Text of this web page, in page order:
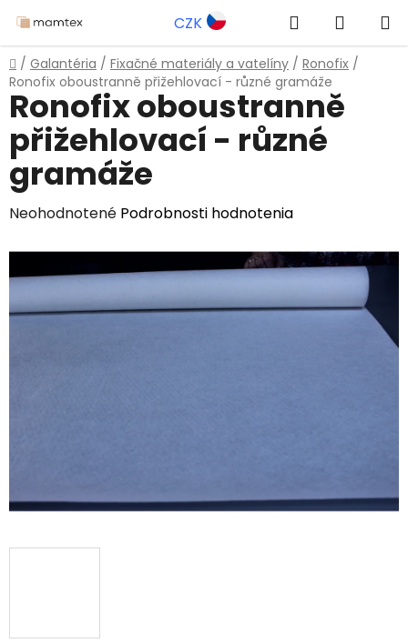
na
obsah
CZK Hľadať
KOŠÍK
Domov
/ Galantéria / Fixačné materiály a vatelíny / Ronofix /
Ronofix oboustranně přižehlovací - různé gramáže
Ronofix oboustranně
přižehlovací - různé
gramáže
Priemerné
je
0,0
Neohodnotené Podrobnosti hodnotenia